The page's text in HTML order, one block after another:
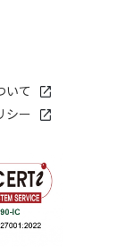
いて
シー